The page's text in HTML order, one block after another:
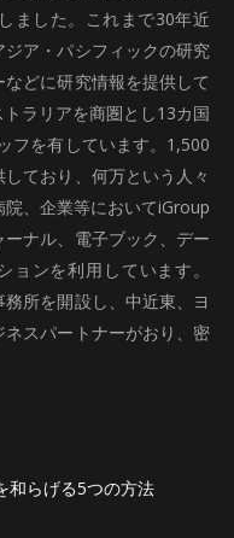
ました。これまで30年近
ア・パシフィックの研究
どに研究情報を提供して
ラリアを商圏とし13カ国
フを有しています。1,500
ており、何万という人々
、企業等においてiGroup
ナル、電子ブック、デー
ョンを利用しています。
所を開設し、中近東、ヨ
スパートナーがおり、密
和らげる5つの方法